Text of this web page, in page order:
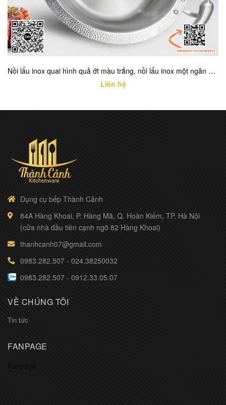
Nồi lẩu inox quai hình quả ớt màu trắng, nồi lẩu inox một ngăn cao cấp với nhiều kích thước khác nhau
Liên hệ
Dụng cụ bếp Thành Cảnh
84A Hàng Khoai, P. Hàng Mã, Q. Hoàn Kiếm, TP. Hà Nội
(cửa nhà đầu tiên cạnh ngõ 82 Hàng Khoai)
thanhcanh07@gmail.com
0983.282.507 - 024.38250032
0983.282.507 - 0912.33.05.07
VỀ CHÚNG TÔI
Tin tức
FANPAGE